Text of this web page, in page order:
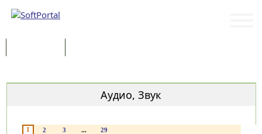
Аудио, Звук
1 2 3 ... 29